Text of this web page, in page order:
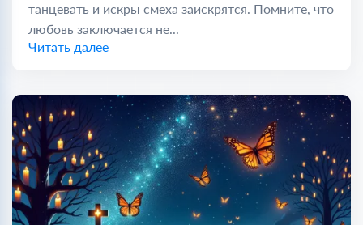
танцевать и искры смеха заискрятся. Помните, что
любовь заключается не...
Читать далее